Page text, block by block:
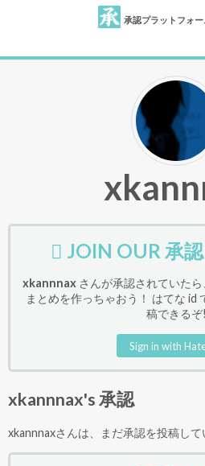
承認プラットフォー
JOIN OUR 承
xkannnax さんが承認されていた
まとめを作っちゃおう！ はてな id
稿できる
Sign in with
xkannnax's 承認
xkannnaxさんは、まだ承認を投稿して